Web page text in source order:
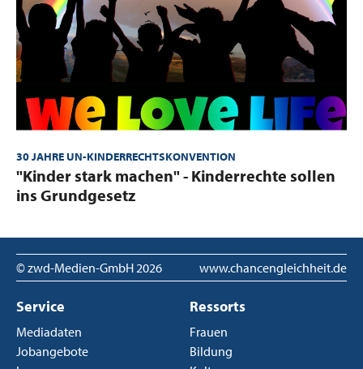
30 JAHRE UN-KINDERRECHTSKONVENTION
:"Kinder stark machen" - Kinderrechte sollen
ins Grundgesetz
© zwd-Medien-GmbH 2026 www.chancengleichheit.de
Service
Mediadaten
Jobangebote
Ressorts
Frauen
Bildung